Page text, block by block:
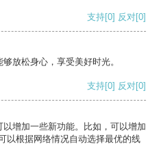
支持[0] 反对[0]
放松身心，享受美好时光。
支持[0] 反对[0]
增加一些新功能。比如，可以增加
以根据网络情况自动选择最优的线